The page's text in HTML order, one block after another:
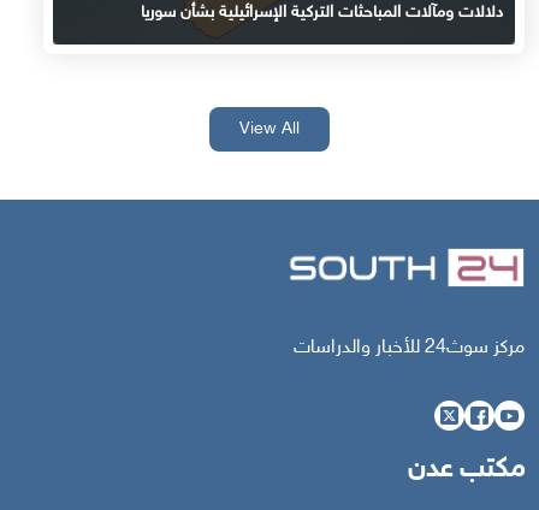
دلالات ومآلات المباحثات التركية الإسرائيلية بشأن سوريا
View All
مركز سوث24 للأخبار والدراسات
مكتب عدن